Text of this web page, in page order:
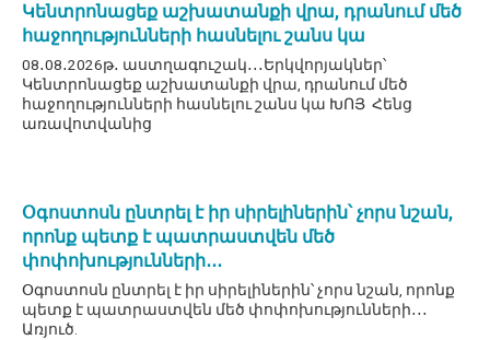
Կենտրոնացեք աշխատանքի վրա, դրանում մեծ
հաջողությունների հասնելու շանս կա
08․08․2026թ․ աստղագուշակ․․․Երկվորյակներ՝
Կենտրոնացեք աշխատանքի վրա, դրանում մեծ
հաջողությունների հասնելու շանս կա ԽՈՅ Հենց
առավոտվանից
Օգոստոսն ընտրել է իր սիրելիներին՝ չորս նշան,
որոնք պետք է պատրաստվեն մեծ
փոփոխությունների․․․
Օգոստոսն ընտրել է իր սիրելիներին՝ չորս նշան, որոնք
պետք է պատրաստվեն մեծ փոփոխությունների․․․
Առյուծ.